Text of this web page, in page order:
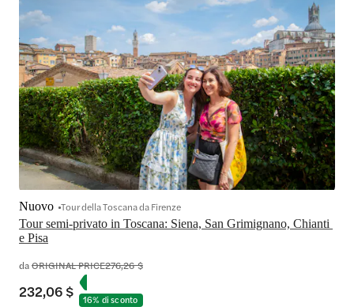
Tour semi-privato in Toscana: Siena, San Grimignano, Chianti
e Pisa
Nuovo Tour della Toscana da Firenze
daORIGINAL PRICE276,26 $
232,06 $ 16% di sconto